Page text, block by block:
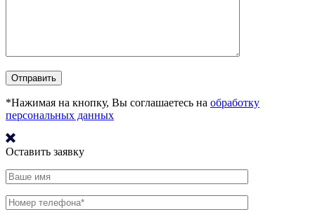
*Нажимая на кнопку, Вы соглашаетесь на обработку
персональных данных
Оставить заявку